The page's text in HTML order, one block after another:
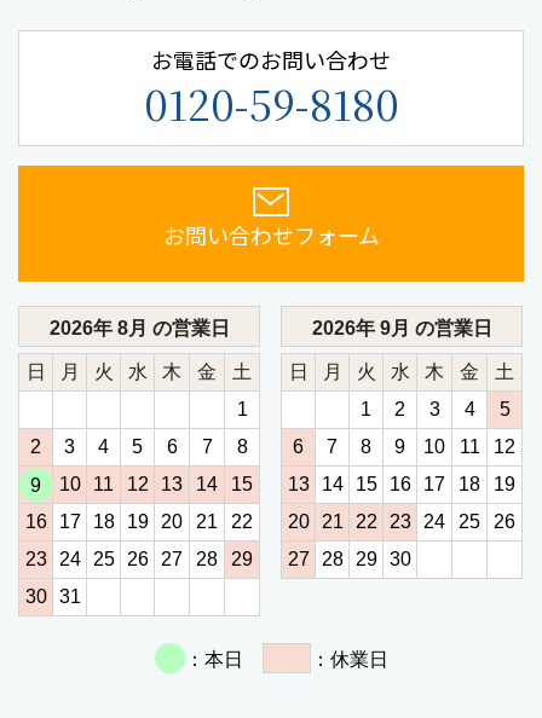
お電話でのお問い合わせ
0120-59-8180
お問い合わせフォーム